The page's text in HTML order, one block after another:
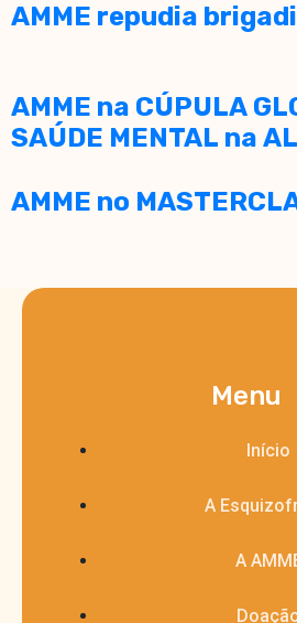
AMME repudia
AMME na CÚPULA
SAÚDE MENTAL na
AMME no
Menu
Início
A
A